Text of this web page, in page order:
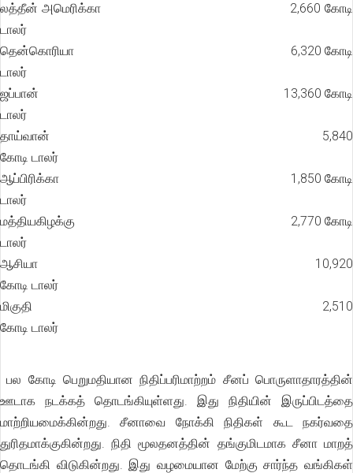
லத்தீன் அமெரிக்கா 2,660 கோடி
டாலர்
தென்கொரியா 6,320 கோடி
டாலர்
ஜப்பான் 13,360 கோடி
டாலர்
தாய்வான் 5,840
கோடி டாலர்
ஆப்பிரிக்கா 1,850 கோடி
டாலர்
மத்தியகிழக்கு 2,770 கோடி
டாலர்
ஆசியா 10,920
கோடி டாலர்
மிகுதி 2,510
கோடி டாலர்
பல கோடி பெறுமதியான நிதிப்பரிமாற்றம் சீனப் பொருளாதாரத்தின்
ஊடாக நடக்கத் தொடங்கியுள்ளது. இது நிதியின் இருப்பிடத்தை
மாற்றியமைக்கின்றது. சீனாவை நோக்கி நிதிகள் கூட நகர்வதை
துரிதமாக்குகின்றது. நிதி மூலதனத்தின் தங்குமிடமாக சீனா மாறத்
தொடங்கி விடுகின்றது. இது வழமையான மேற்கு சார்ந்த வங்கிகள்